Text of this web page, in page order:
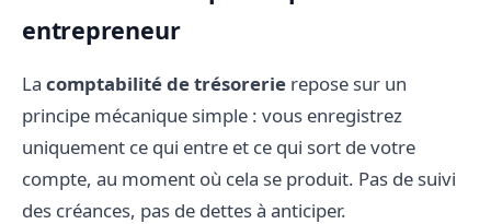
entrepreneur
La comptabilité de trésorerie repose sur un
principe mécanique simple : vous enregistrez
uniquement ce qui entre et ce qui sort de votre
compte, au moment où cela se produit. Pas de suivi
des créances, pas de dettes à anticiper.